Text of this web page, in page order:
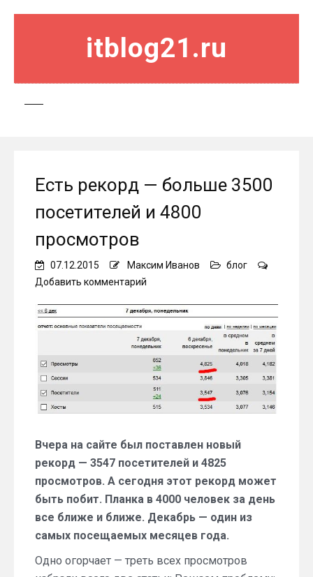
itblog21.ru
Есть рекорд — больше 3500
посетителей и 4800
просмотров
07.12.2015 Максим Иванов
блог
Добавить комментарий
рекорд
больше
3500
посетителей
4800
просмотров
Вчера на сайте был поставлен новый
рекорд — 3547 посетителей и 4825
просмотров. А сегодня этот рекорд может
быть побит. Планка в 4000 человек за день
все ближе и ближе. Декабрь — один из
самых посещаемых месяцев года.
Одно огорчает — треть всех просмотров